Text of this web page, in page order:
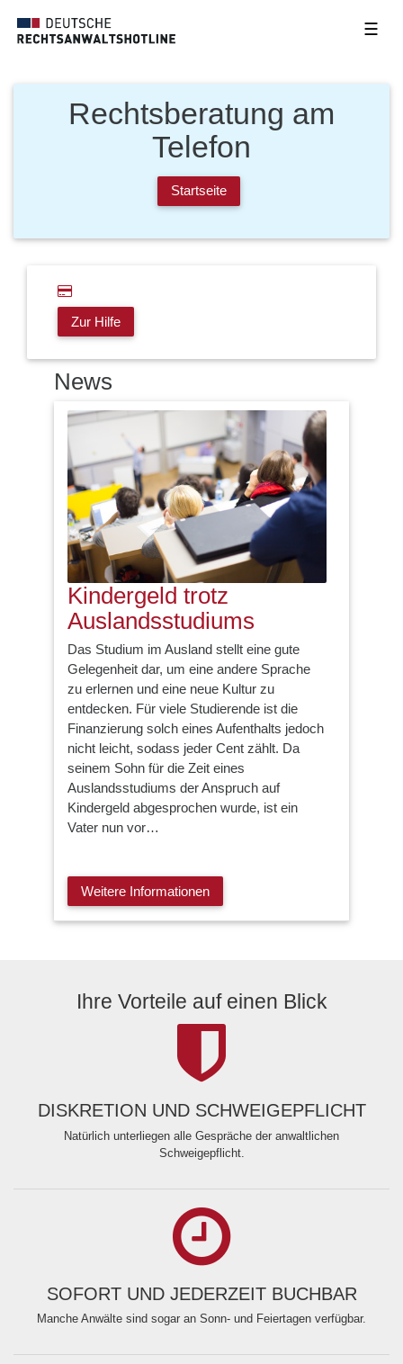
☰
Rechtsberatung am
Telefon
Startseite
Zur Hilfe
News
Kindergeld trotz
Auslandsstudiums
Das Studium im Ausland stellt eine gute
Gelegenheit dar, um eine andere Sprache
zu erlernen und eine neue Kultur zu
entdecken. Für viele Studierende ist die
Finanzierung solch eines Aufenthalts jedoch
nicht leicht, sodass jeder Cent zählt. Da
seinem Sohn für die Zeit eines
Auslandsstudiums der Anspruch auf
Kindergeld abgesprochen wurde, ist ein
Vater nun vor…
Weitere Informationen
Ihre Vorteile auf einen Blick
DISKRETION UND SCHWEIGEPFLICHT
Natürlich unterliegen alle Gespräche der anwaltlichen
Schweigepflicht.
SOFORT UND JEDERZEIT BUCHBAR
Manche Anwälte sind sogar an Sonn- und Feiertagen verfügbar.